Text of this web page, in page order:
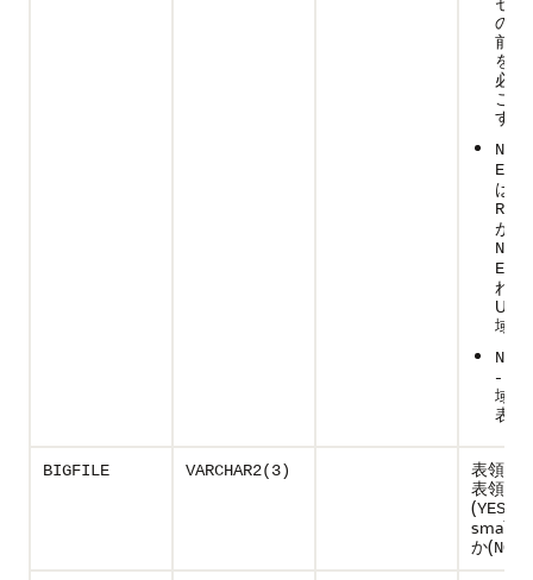
の期
前の
を
必
こと
す。
EE
は、
が
EE
れて
域
NOT
-
域で
表領
BIGFILE VARCHAR2(3)
表領域
表領域
(YES
か(NO